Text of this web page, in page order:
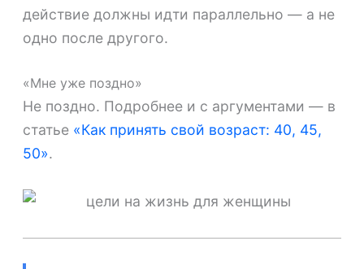
действие должны идти параллельно — а не
одно после другого.
«Мне уже поздно»
Не поздно. Подробнее и с аргументами — в
статье «Как принять свой возраст: 40, 45,
50».